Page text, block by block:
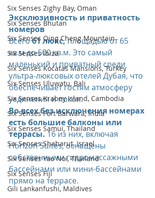
Six Senses Zighy Bay, Oman
Six Senses Bhutan
Six Senses Qing Cheng Mountain
Six Senses Ibiza
Six Senses Kocatas Mansions, Turkey
Six Senses Uluwatu, Bali
Six Senses Krabey Island, Cambodia
Six Senses Fort Barwara, India
Six Senses Samui, Thailand
Six Senses Shaharut, Israel
Six Senses Yao Noi, Thailand
Six Senses Fiji
Gili Lankanfushi, Maldives
Эксклюзивность и приватность
номеров
Всего 61 люкс, площадью от 65
кв.м до 500 кв.м. Это самый
маленький и приватный среди
ультра-люксовых отелей Дубая, что
обеспечивает гостям атмосферу
уединения и покоя.
Во всех без исключения номерах
есть большие балконы или
террасы. 16 из них, включая
Horizon Suites, оснащены
собственными гидромассажными
бассейнами или мини-бассейнами
прямо на террасе.